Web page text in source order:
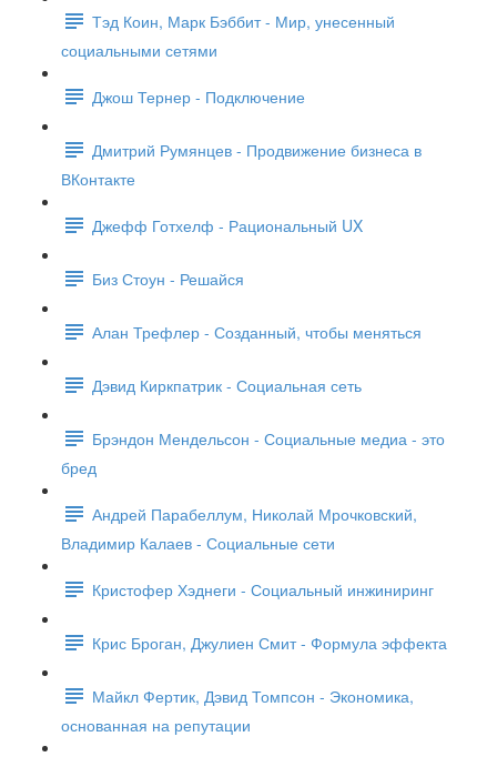
Тэд Коин, Марк Бэббит - Мир, унесенный
социальными сетями
Джош Тернер - Подключение
Дмитрий Румянцев - Продвижение бизнеса в
ВКонтакте
Джефф Готхелф - Рациональный UX
Биз Стоун - Решайся
Алан Трефлер - Созданный, чтобы меняться
Дэвид Киркпатрик - Социальная сеть
Брэндон Мендельсон - Социальные медиа - это
бред
Андрей Парабеллум, Николай Мрочковский,
Владимир Калаев - Социальные сети
Кристофер Хэднеги - Социальный инжиниринг
Крис Броган, Джулиен Смит - Формула эффекта
Майкл Фертик, Дэвид Томпсон - Экономика,
основанная на репутации